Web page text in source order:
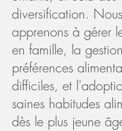
diversification. Nous
apprenons à gérer
en famille, la
préférences
difficiles, et
saines habitudes
dès le plus jeune